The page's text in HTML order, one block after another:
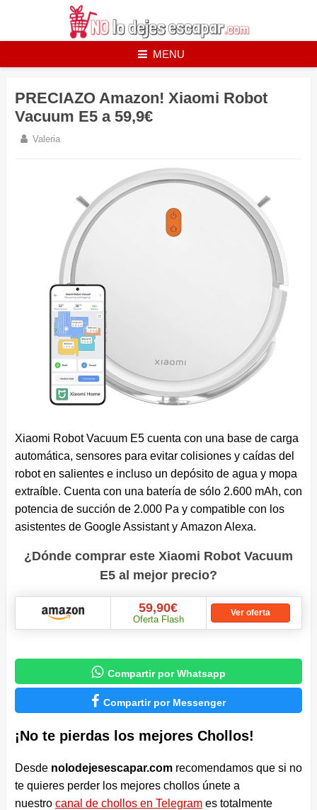
MENU
PRECIAZO Amazon! Xiaomi Robot
Vacuum E5 a 59,9€
Valeria
Xiaomi Robot Vacuum E5 cuenta con una base de carga
automática, sensores para evitar colisiones y caídas del
robot en salientes e incluso un depósito de agua y mopa
extraíble. Cuenta con una batería de sólo 2.600 mAh, con
potencia de succión de 2.000 Pa y compatible con los
asistentes de Google Assistant y Amazon Alexa.
¿Dónde comprar este Xiaomi Robot Vacuum
E5 al mejor precio?
59,90€
Oferta Flash
Ver oferta
 Compartir por Whatsapp
 Compartir por Messenger
¡No te pierdas los mejores Chollos!
Desde nolodejesescapar.comrecomendamos que si no
te quieres perder los mejores chollos únete a
nuestro canal de chollos en Telegrames totalmente